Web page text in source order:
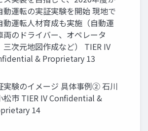
動運転の実証実験を開始 現地で
動運転人材育成も実施（自動運
両のドライバー、オペレータ
三次元地図作成など） TIER IV
& Proprietary 13
実験のイメージ 具体事例② 石川
松市 TIER IV Confidential &
14